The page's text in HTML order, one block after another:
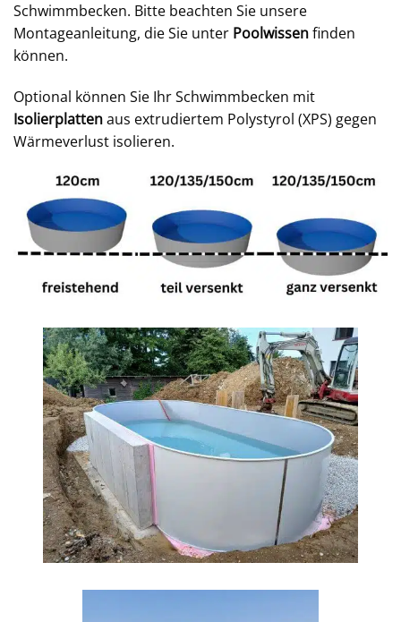
Schwimmbecken. Bitte beachten Sie unsere
Montageanleitung, die Sie unter Poolwissenfinden
können.
Optional können Sie Ihr Schwimmbecken mit
Isolierplattenaus extrudiertem Polystyrol (XPS) gegen
Wärmeverlust isolieren.